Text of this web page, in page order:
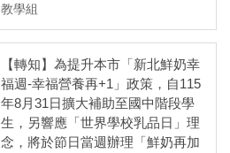
教學組
【轉知】為提升本市「新北鮮奶幸
福週-幸福營養再+1」政策，自115
年8月31日擴大補助至國中階段學
生，另響應「世界學校乳品日」理
念，將於節日當週辦理「鮮奶再加